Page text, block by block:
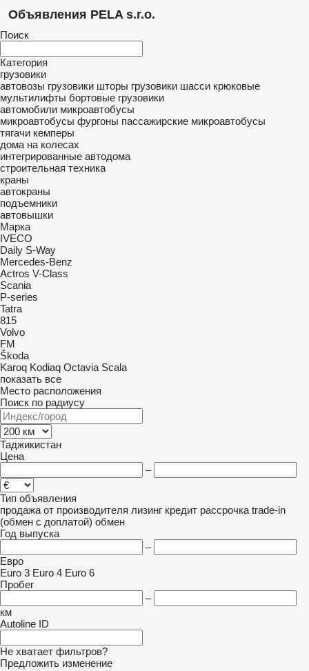
Объявления PELA s.r.o.
Поиск
Категория
грузовики
автовозы грузовики шторы грузовики шасси крюковые
мультилифты бортовые грузовики
автомобили микроавтобусы
микроавтобусы фургоны пассажирские микроавтобусы
тягачи кемперы
дома на колесах
интегрированные автодома
строительная техника
краны
автокраны
подъемники
автовышки
Марка
IVECO
Daily S-Way
Mercedes-Benz
Actros V-Class
Scania
P-series
Tatra
815
Volvo
FM
Škoda
Karoq Kodiaq Octavia Scala
показать все
Место расположения
Поиск по радиусу
Таджикистан
Цена
–
Тип объявления
продажа от производителя лизинг кредит рассрочка trade-in
(обмен с доплатой) обмен
Год выпуска
–
Евро
Euro 3 Euro 4 Euro 6
Пробег
–
км
Autoline ID
Не хватает фильтров?
Предложить изменение